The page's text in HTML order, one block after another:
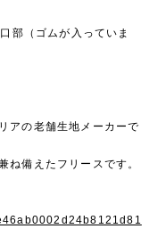
部（ゴムが入っていま
アの老舗生地メーカーで
ね備えたフリースです。